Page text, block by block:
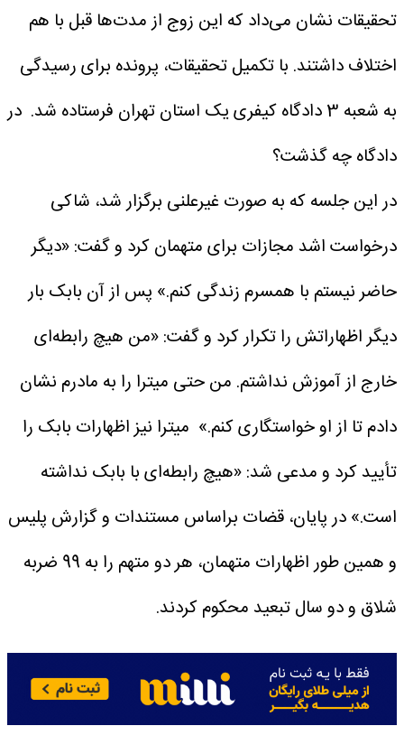
تحقیقات نشان می‌داد که این زوج از مدت‌ها قبل با هم
اختلاف داشتند. با تکمیل تحقیقات، پرونده برای رسیدگی
به شعبه 3 دادگاه کیفری یک استان تهران فرستاده شد.
در
دادگاه چه گذشت؟
در این جلسه که به صورت غیرعلنی برگزار شد، شاکی
درخواست اشد مجازات برای متهمان کرد و گفت: «دیگر
حاضر نیستم با همسرم زندگی کنم.» پس از آن بابک بار
دیگر اظهاراتش را تکرار کرد و گفت: «من هیچ رابطه‌ای
خارج از آموزش نداشتم. من حتی میترا را به مادرم نشان
دادم تا از او خواستگاری کنم.» میترا نیز اظهارات بابک را
تأیید کرد و مدعی شد: «هیچ رابطه‌ای با بابک نداشته
است.»در پایان، قضات براساس مستندات و گزارش پلیس
و همین طور اظهارات متهمان، هر دو متهم را به 99 ضربه
شلاق و دو سال تبعید محکوم کردند.